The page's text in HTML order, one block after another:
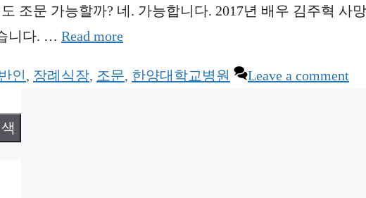
조문 가능할까? 네. 가능합니다. 2017년 배우 김주혁 사
니다. … Read more
인, 장례식장, 조문, 한양대학교병원
Leave a comment